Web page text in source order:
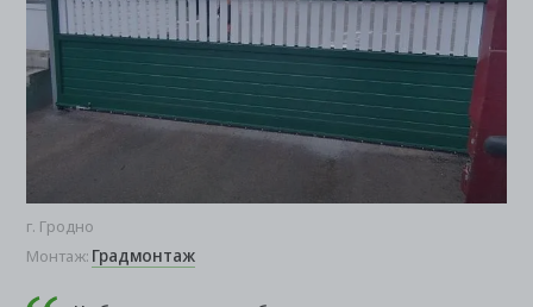
г. Гродно
Монтаж: Градмонтаж